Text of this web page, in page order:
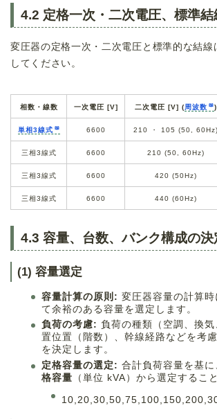
4.2 定格一次・二次電圧、標準結
変圧器の定格一次・二次電圧と標準的な結
してください。
相数・線数 一次電圧 [V] 二次電圧 [V] (周波数 )
単相3線式 6600 210 ・ 105 (50, 60Hz)
三相3線式 6600 210 (50, 60Hz)
三相3線式 6600 420 (50Hz)
三相3線式 6600 440 (60Hz)
4.3 容量、台数、バンク構成の決
(1) 容量選定
容量計算の原則: 変圧器容量の計算時
て余裕のある容量を選定します。
負荷の考慮: 負荷の種類（空調、換
置位置（階数）、幹線経路などを考
を決定します。
定格容量の選定: 合計負荷容量を基に
格容量 （単位 kVA）から選定するこ
10 20 30 50 75 100 150 200